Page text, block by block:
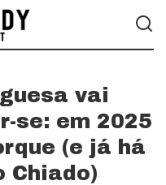
vai
se: em 2025
(e já há
Chiado)